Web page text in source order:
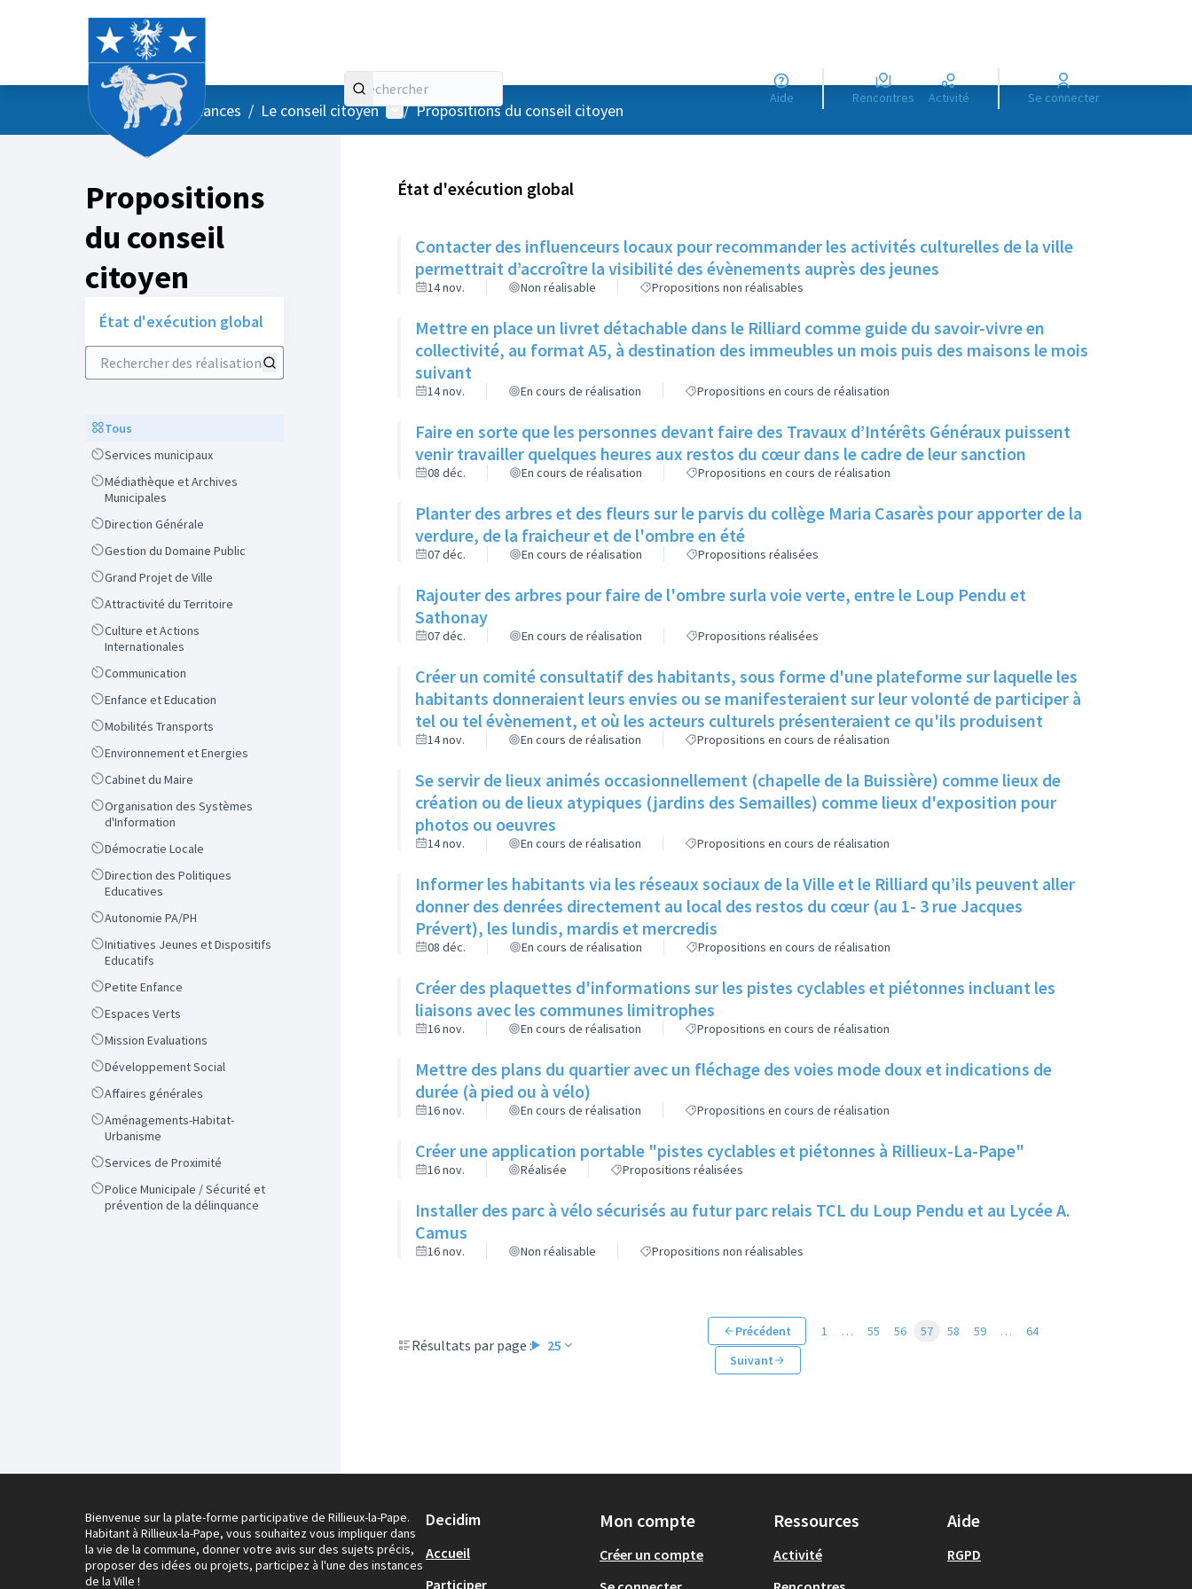
Aide Rencontres Activité Se connecter
AccueilMenu principal
/ Vos instances / Le conseil citoyen Menu utilisateur
/ Propositions du conseil citoyen
Propositions
du conseil
citoyen
État d'exécution global
Rechercher des réalisations
ScopeTous
ScopeServices municipaux
Scope
Médiathèque et Archives
Municipales
ScopeDirection Générale
ScopeGestion du Domaine Public
ScopeGrand Projet de Ville
ScopeAttractivité du Territoire
Scope
Culture et Actions
Internationales
ScopeCommunication
ScopeEnfance et Education
ScopeMobilités Transports
ScopeEnvironnement et Energies
ScopeCabinet du Maire
Scope
Organisation des Systèmes
d'Information
ScopeDémocratie Locale
Scope
Direction des Politiques
Educatives
ScopeAutonomie PA/PH
Scope
Initiatives Jeunes et Dispositifs
Educatifs
ScopePetite Enfance
ScopeEspaces Verts
ScopeMission Evaluations
ScopeDéveloppement Social
ScopeAffaires générales
Scope
Aménagements-Habitat-
Urbanisme
ScopeServices de Proximité
Scope
Police Municipale / Sécurité et
prévention de la délinquance
État d'exécution global
Contacter des influenceurs locaux pour recommander les activités culturelles de la ville
permettrait d’accroître la visibilité des évènements auprès des jeunes
14 nov. Non réalisable Propositions non réalisables
Mettre en place un livret détachable dans le Rilliard comme guide du savoir-vivre en
collectivité, au format A5, à destination des immeubles un mois puis des maisons le mois
suivant
14 nov. En cours de réalisation Propositions en cours de réalisation
Faire en sorte que les personnes devant faire des Travaux d’Intérêts Généraux puissent
venir travailler quelques heures aux restos du cœur dans le cadre de leur sanction
08 déc. En cours de réalisation Propositions en cours de réalisation
Planter des arbres et des fleurs sur le parvis du collège Maria Casarès pour apporter de la
verdure, de la fraicheur et de l'ombre en été
07 déc. En cours de réalisation Propositions réalisées
Rajouter des arbres pour faire de l'ombre surla voie verte, entre le Loup Pendu et
Sathonay
07 déc. En cours de réalisation Propositions réalisées
Créer un comité consultatif des habitants, sous forme d'une plateforme sur laquelle les
habitants donneraient leurs envies ou se manifesteraient sur leur volonté de participer à
tel ou tel évènement, et où les acteurs culturels présenteraient ce qu'ils produisent
14 nov. En cours de réalisation Propositions en cours de réalisation
Se servir de lieux animés occasionnellement (chapelle de la Buissière) comme lieux de
création ou de lieux atypiques (jardins des Semailles) comme lieux d'exposition pour
photos ou oeuvres
14 nov. En cours de réalisation Propositions en cours de réalisation
Informer les habitants via les réseaux sociaux de la Ville et le Rilliard qu’ils peuvent aller
donner des denrées directement au local des restos du cœur (au 1- 3 rue Jacques
Prévert), les lundis, mardis et mercredis
08 déc. En cours de réalisation Propositions en cours de réalisation
Créer des plaquettes d'informations sur les pistes cyclables et piétonnes incluant les
liaisons avec les communes limitrophes
16 nov. En cours de réalisation Propositions en cours de réalisation
Mettre des plans du quartier avec un fléchage des voies mode doux et indications de
durée (à pied ou à vélo)
16 nov. En cours de réalisation Propositions en cours de réalisation
Créer une application portable "pistes cyclables et piétonnes à Rillieux-La-Pape"
16 nov. Réalisée Propositions réalisées
Installer des parc à vélo sécurisés au futur parc relais TCL du Loup Pendu et au Lycée A.
Camus
16 nov. Non réalisable Propositions non réalisables
Résultats par page : 25
Précédent 1 … 55 56 57 58 59 …
64
Suivant
Bienvenue sur la plate-forme participative de Rillieux-la-Pape.
Habitant à Rillieux-la-Pape, vous souhaitez vous impliquer dans
la vie de la commune, donner votre avis sur des sujets précis,
proposer des idées ou projets, participez à l'une des instances
de la Ville !
Decidim
Accueil
Participer
Mon compte
Créer un compte
Ressources
Activité
Aide
RGPD